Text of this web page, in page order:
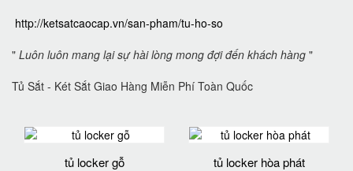
http://ketsatcaocap.vn/san-pham/tu-ho-so
" Luôn luôn mang lại sự hài lòng mong đợi đến khách hàng "
Tủ Sắt - Két Sắt Giao Hàng Miễn Phí Toàn Quốc
tủ locker gỗ tủ locker hòa phát